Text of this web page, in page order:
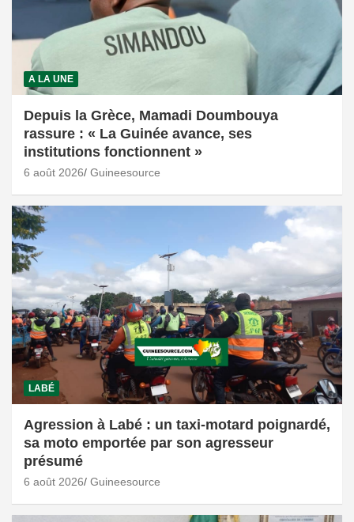
A LA UNE
Depuis la Grèce, Mamadi Doumbouya
rassure : « La Guinée avance, ses
institutions fonctionnent »
6 août 2026 Guineesource
LABÉ
Agression à Labé : un taxi-motard poignardé,
sa moto emportée par son agresseur
présumé
6 août 2026 Guineesource